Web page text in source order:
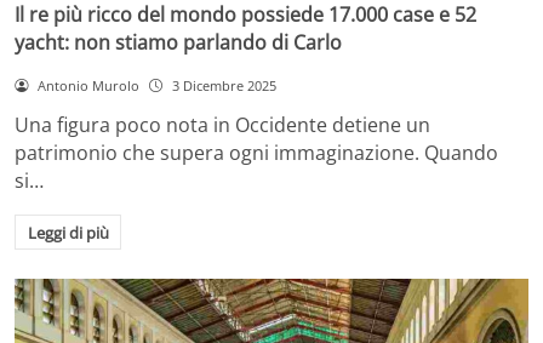
Il re più ricco del mondo possiede 17.000 case e 52
yacht: non stiamo parlando di Carlo
Antonio Murolo 3 Dicembre 2025
Una figura poco nota in Occidente detiene un
patrimonio che supera ogni immaginazione. Quando
si…
Leggi di più